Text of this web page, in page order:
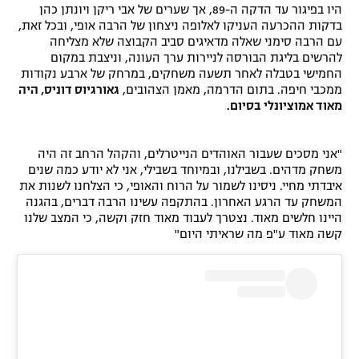
רשיון להקרנה פומבית לבית עסק
הצטרפות לחבילת הערוצים
לוח דרושים – ג'ובנט
המגזין
i
n
d
o
w
.
l
o
g
היו בפיגור עד הדקה ה-89, אך שערים של אבי ריקן ויונתן כהן
בדקות ההכרעה העניקו לאלופה ניצחון של הרבה אופי, ובכל זאת,
עם הרבה סימני שאלה מדאיגים סביב הקבוצה שלא מצליחה
להרשים בליגת הבורסה לניירות ערך העונה, וניצבת במקום
החמישי בטבלה לאחר תשעה משחקים, במרחק של ארבע נקודות
ממכבי חיפה. בתום הדרמה, מאמן הצהובים, גאורגיוס דוניס, היה
מאוד אמוציונלי בסיום.
"אני מסכים שעבור האוהדים הנייטרלים, והקהל הרחב זה היה
משחק מדהים. בשבילנו, ובמיוחד בשבילי, אני לא יודע כמה שנים
איבדתי מחיי. ניסינו לשמור על הרוח והאופי, כי הצלחנו לשנות את
המשחק עד הרגע האחרון. בהתקפה עשינו הרבה דברים, בהגנה
היינו חלשים מאוד. נצטרך לעבוד מאוד חזק וקשה, כי המצב שלנו
קשה מאוד ע"פ מה שראיתי היום"